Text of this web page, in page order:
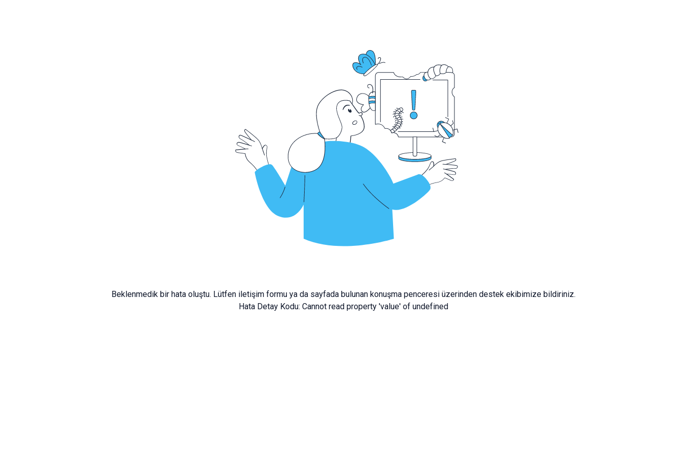
Beklenmedik bir hata oluştu. Lütfen iletişim formu ya da sayfada bulunan konuşma penceresi üzerinden destek ekibimize bildiriniz.
Hata Detay Kodu: Cannot read property 'value' of undefined